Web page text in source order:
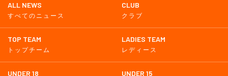
ALL NEWS
すべてのニュース
CLUB
クラブ
TOP TEAM
トップチーム
LADIES TEAM
レディース
UNDER 18 UNDER 15